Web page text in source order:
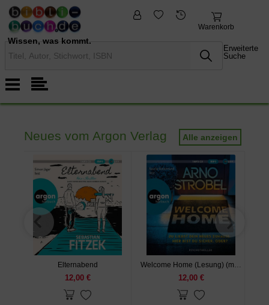
Wissen, was kommt.
Warenkorb
Erweiterte
Suche
fremdsprachige
Bücher
Neues vom Argon Verlag Alle anzeigen
Elternabend
12,00 € 12,00 €